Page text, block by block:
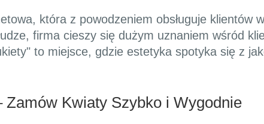
która z powodzeniem obsługuje klientów
firma cieszy się dużym uznaniem wśród
to miejsce, gdzie estetyka spotyka się z
Kwiaty Szybko i Wygodnie